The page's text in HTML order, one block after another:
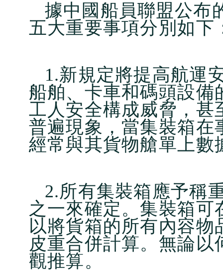
據中國船員聯盟公布
五大重要事項分別如下
1.新規定將提高航運
船舶、卡車和碼頭設
工人安全構成威脅，甚
普遍現象，當集裝箱在
經常與其貨物艙單上數
2.所有集裝箱應予稱
之一來確定。集裝箱
以將貨箱的所有內容
皮重合併計算。無論
觀推算。